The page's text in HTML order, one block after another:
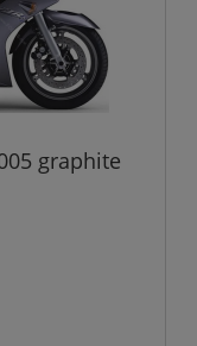
graphite